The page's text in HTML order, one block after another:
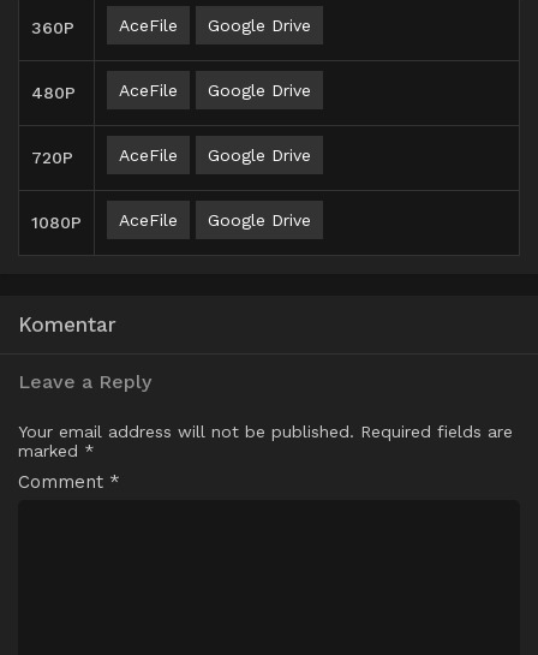
360P AceFile Google Drive
480P AceFile Google Drive
720P AceFile Google Drive
1080P AceFile Google Drive
Komentar
Leave a Reply
Your email address will not be published. Required fields are
marked *
Comment *